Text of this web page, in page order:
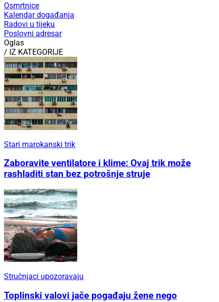
Osmrtnice
Kalendar događanja
Radovi u tijeku
Poslovni adresar
Oglas
/ IZ KATEGORIJE
Stari marokanski trik
Zaboravite ventilatore i klime: Ovaj trik može
rashladiti stan bez potrošnje struje
Stručnjaci upozoravaju
Toplinski valovi jače pogađaju žene nego